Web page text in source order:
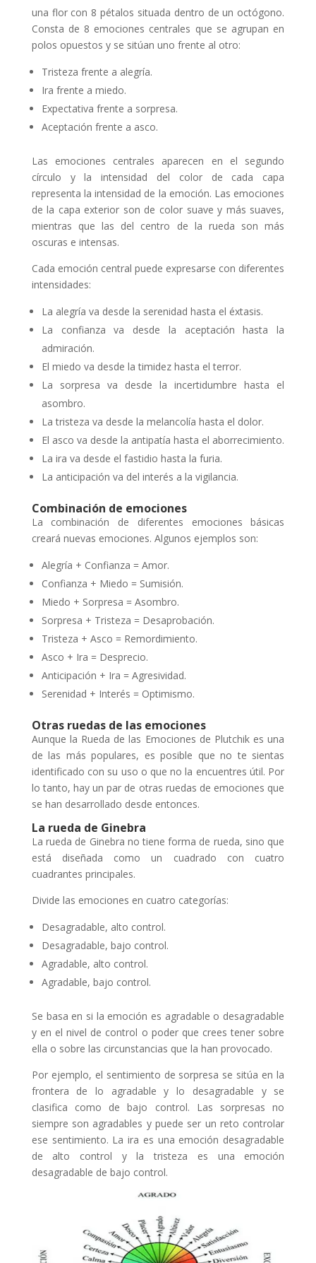
una flor con 8 pétalos situada dentro de un octógono.
Consta de 8 emociones centrales que se agrupan en
polos opuestos y se sitúan uno frente al otro:
Tristeza frente a alegría.
Ira frente a miedo.
Expectativa frente a sorpresa.
Aceptación frente a asco.
Las emociones centrales aparecen en el segundo
círculo y la intensidad del color de cada capa
representa la intensidad de la emoción. Las emociones
de la capa exterior son de color suave y más suaves,
mientras que las del centro de la rueda son más
oscuras e intensas.
Cada emoción central puede expresarse con diferentes
intensidades:
La alegría va desde la serenidad hasta el éxtasis.
La confianza va desde la aceptación hasta la
admiración.
El miedo va desde la timidez hasta el terror.
La sorpresa va desde la incertidumbre hasta el
asombro.
La tristeza va desde la melancolía hasta el dolor.
El asco va desde la antipatía hasta el aborrecimiento.
La ira va desde el fastidio hasta la furia.
La anticipación va del interés a la vigilancia.
Combinación de emociones
La combinación de diferentes emociones básicas
creará nuevas emociones. Algunos ejemplos son:
Alegría + Confianza = Amor.
Confianza + Miedo = Sumisión.
Miedo + Sorpresa = Asombro.
Sorpresa + Tristeza = Desaprobación.
Tristeza + Asco = Remordimiento.
Asco + Ira = Desprecio.
Anticipación + Ira = Agresividad.
Serenidad + Interés = Optimismo.
Otras ruedas de las emociones
Aunque la Rueda de las Emociones de Plutchik es una
de las más populares, es posible que no te sientas
identificado con su uso o que no la encuentres útil. Por
lo tanto, hay un par de otras ruedas de emociones que
se han desarrollado desde entonces.
La rueda de Ginebra
La rueda de Ginebra no tiene forma de rueda, sino que
está diseñada como un cuadrado con cuatro
cuadrantes principales.
Divide las emociones en cuatro categorías:
Desagradable, alto control.
Desagradable, bajo control.
Agradable, alto control.
Agradable, bajo control.
Se basa en si la emoción es agradable o desagradable
y en el nivel de control o poder que crees tener sobre
ella o sobre las circunstancias que la han provocado.
Por ejemplo, el sentimiento de sorpresa se sitúa en la
frontera de lo agradable y lo desagradable y se
clasifica como de bajo control. Las sorpresas no
siempre son agradables y puede ser un reto controlar
ese sentimiento. La ira es una emoción desagradable
de alto control y la tristeza es una emoción
desagradable de bajo control.